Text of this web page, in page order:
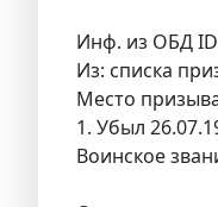
Инф. из ОБД
Из: списка
Место
1. Убыл
Воинское